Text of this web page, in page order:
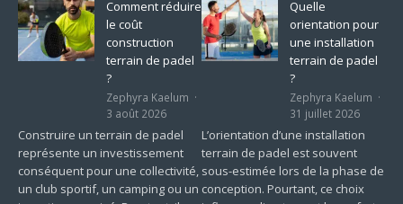
Comment réduire
le coût
construction
terrain de padel
?
Zephyra Kaelum
3 août 2026
Construire un terrain de padel
représente un investissement
conséquent pour une collectivité,
un club sportif, un camping ou un
Quelle
orientation pour
une installation
terrain de padel
?
Zephyra Kaelum
31 juillet 2026
L’orientation d’une installation
terrain de padel est souvent
sous-estimée lors de la phase de
conception. Pourtant, ce choix